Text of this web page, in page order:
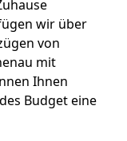
wir über
von
mit
Ihnen
Budget eine